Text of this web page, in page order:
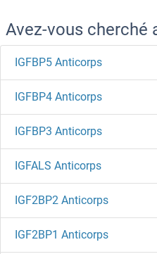
Avez-vous cherché
IGFBP5 Anticorps
IGFBP4 Anticorps
IGFBP3 Anticorps
IGFALS Anticorps
IGF2BP2 Anticorps
IGF2BP1 Anticorps